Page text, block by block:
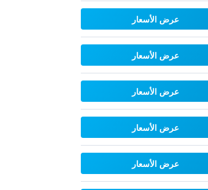
عرض الأسعار
عرض الأسعار
عرض الأسعار
عرض الأسعار
عرض الأسعار